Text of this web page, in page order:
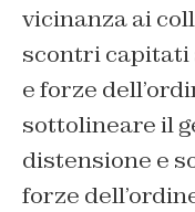
vicinanza ai
scontri capitati
e forze
sottolineare il
distensione e
forze